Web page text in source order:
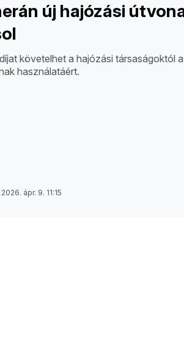
új hajózási
követelhet a hajózási társaságoktól
használatáért.
2026. ápr. 9. 11:15